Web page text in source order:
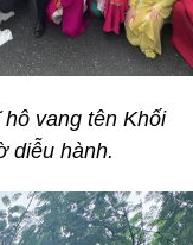
vang tên Khối
diễu hành.